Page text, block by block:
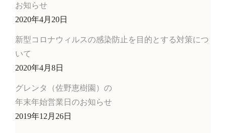
お知らせ
2020年4月20日
新型コロナウィルスの感染防止を目的とする対策につ
いて
2020年4月8日
グレンタ（佐野恵樹園）の
年末年始営業日のお知らせ
2019年12月26日